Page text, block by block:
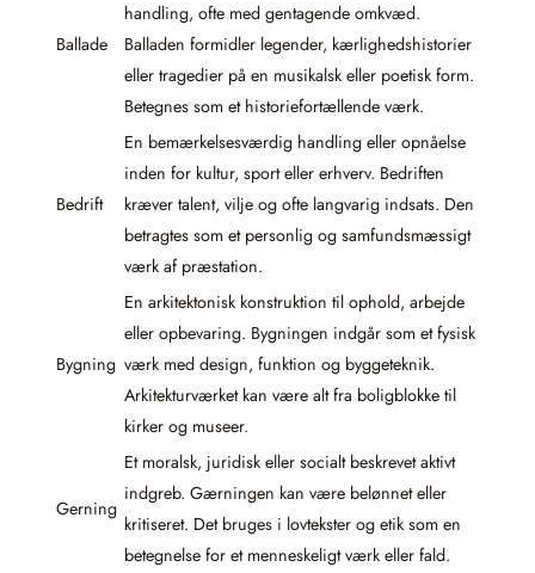
Ballade
handling, ofte med gentagende omkvæd.
Balladen formidler legender, kærlighedshistorier
eller tragedier på en musikalsk eller poetisk form.
Betegnes som et historiefortællende værk.
Bedrift
En bemærkelsesværdig handling eller opnåelse
inden for kultur, sport eller erhverv. Bedriften
kræver talent, vilje og ofte langvarig indsats. Den
betragtes som et personlig og samfundsmæssigt
værk af præstation.
Bygning
En arkitektonisk konstruktion til ophold, arbejde
eller opbevaring. Bygningen indgår som et fysisk
værk med design, funktion og byggeteknik.
Arkitekturværket kan være alt fra boligblokke til
kirker og museer.
Gerning
Et moralsk, juridisk eller socialt beskrevet aktivt
indgreb. Gærningen kan være belønnet eller
kritiseret. Det bruges i lovtekster og etik som en
betegnelse for et menneskeligt værk eller fald.